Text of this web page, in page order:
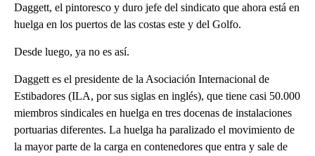
Daggett, el pintoresco y duro jefe del sindicato que ahora está en
huelga en los puertos de las costas este y del Golfo.
Desde luego, ya no es así.
Daggett es el presidente de la Asociación Internacional de
Estibadores (ILA, por sus siglas en inglés), que tiene casi 50.000
miembros sindicales en huelga en tres docenas de instalaciones
portuarias diferentes. La huelga ha paralizado el movimiento de
la mayor parte de la carga en contenedores que entra y sale de